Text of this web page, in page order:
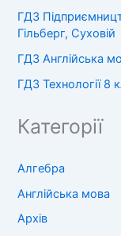
ГДЗ
Гільберг, Суховій
ГДЗ Англійська
ГДЗ Технології 8
Категорії
Алгебра
Англійська мова
Архів